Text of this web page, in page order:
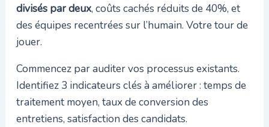
divisés par deux, coûts cachés réduits de 40%, et
des équipes recentrées sur l’humain. Votre tour de
jouer.
Commencez par auditer vos processus existants.
Identifiez 3 indicateurs clés à améliorer : temps de
traitement moyen, taux de conversion des
entretiens, satisfaction des candidats.